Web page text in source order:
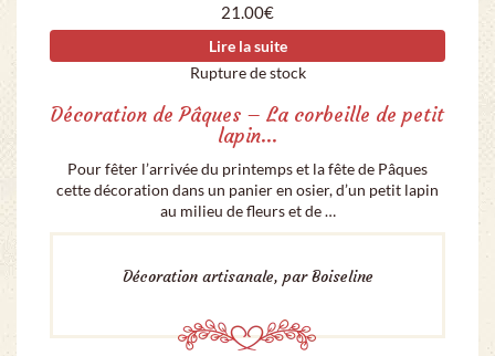
21.00€
Lire la suite
Rupture de stock
Décoration de Pâques – La corbeille de petit
lapin…
Pour fêter l’arrivée du printemps et la fête de Pâques
cette décoration dans un panier en osier, d’un petit lapin
au milieu de fleurs et de …
Décoration artisanale, par Boiseline